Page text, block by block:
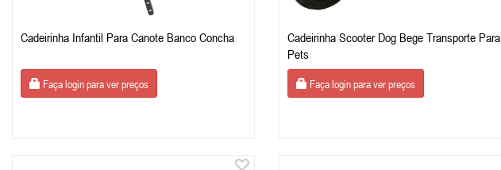
Cadeirinha Infantil Para Canote Banco Concha
Faça login para ver preços
Cadeirinha Scooter Dog Bege Transporte Para
Pets
Faça login para ver preços